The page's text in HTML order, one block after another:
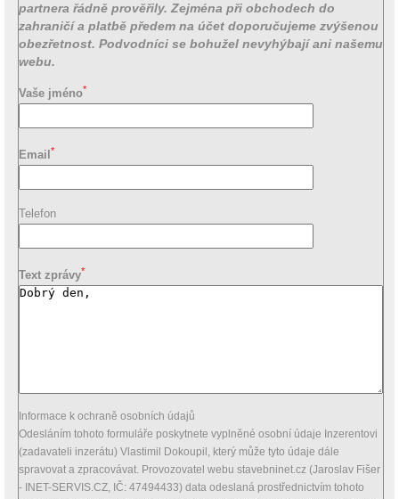
partnera řádně prověřily. Zejména při obchodech do
zahraničí a platbě předem na účet doporučujeme zvýšenou
obezřetnost. Podvodníci se bohužel nevyhýbají ani našemu
webu.
Vaše jméno*
Email *
Telefon
Text zprávy*
Informace k ochraně osobních údajů
Odesláním tohoto formuláře poskytnete vyplněné osobní údaje Inzerentovi
(zadavateli inzerátu) Vlastimil Dokoupil, který může tyto údaje dále
spravovat a zpracovávat. Provozovatel webu stavebninet.cz (Jaroslav Fišer
- INET-SERVIS.CZ, IČ: 47494433) data odeslaná prostřednictvím tohoto